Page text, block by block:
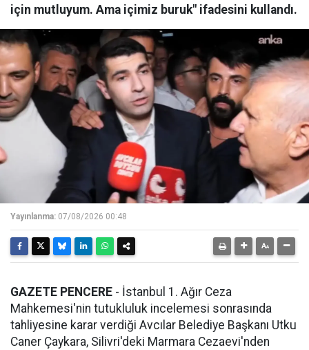
için mutluyum. Ama içimiz buruk" ifadesini kullandı.
Yayınlanma: 07/08/2026 00:48
GAZETE PENCERE - İstanbul 1. Ağır Ceza
Mahkemesi'nin tutukluluk incelemesi sonrasında
tahliyesine karar verdiği Avcılar Belediye Başkanı Utku
Caner Çaykara, Silivri'deki Marmara Cezaevi'nden